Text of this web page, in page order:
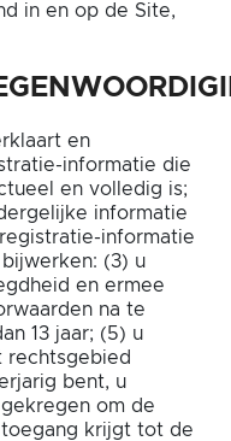
in en op de Site,
en
informatie die
en volledig is;
informatie
informatie
(3) u
en ermee
na te
13 jaar; (5) u
rechtsgebied
bent, u
om de
krijgt tot de